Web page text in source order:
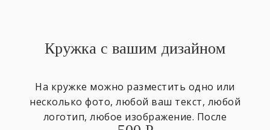
Кружка с вашим дизайном
На кружке можно разместить одно или
несколько фото, любой ваш текст, любой
логотип, любое изображение. После